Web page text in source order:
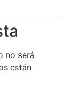
no será
están